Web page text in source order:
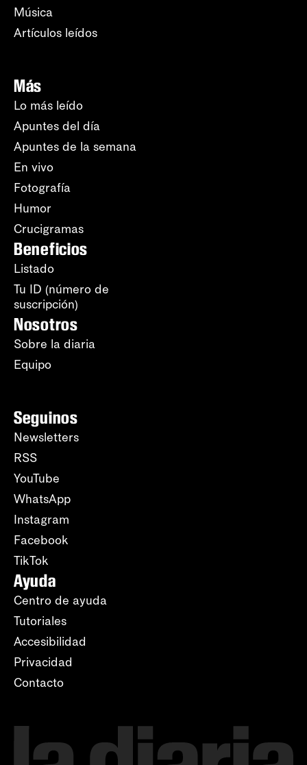
Música
Artículos leídos
Más
Lo más leído
Apuntes del día
Apuntes de la semana
En vivo
Fotografía
Humor
Crucigramas
Beneficios
Listado
Tu ID (número de
suscripción)
Nosotros
Sobre la diaria
Equipo
Seguinos
Newsletters
RSS
YouTube
WhatsApp
Instagram
Facebook
TikTok
Ayuda
Centro de ayuda
Tutoriales
Accesibilidad
Privacidad
Contacto